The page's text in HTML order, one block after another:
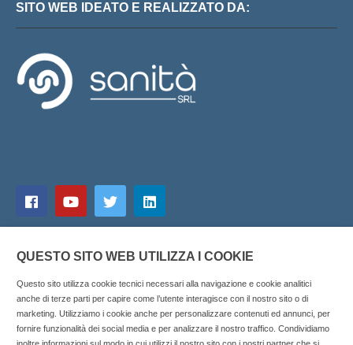
SITO WEB IDEATO E REALIZZATO DA:
QUESTO SITO WEB UTILIZZA I COOKIE
Questo sito utilizza cookie tecnici necessari alla navigazione e cookie analitici
anche di terze parti per capire come l’utente interagisce con il nostro sito o di
marketing. Utilizziamo i cookie anche per personalizzare contenuti ed annunci, per
fornire funzionalità dei social media e per analizzare il nostro traffico. Condividiamo